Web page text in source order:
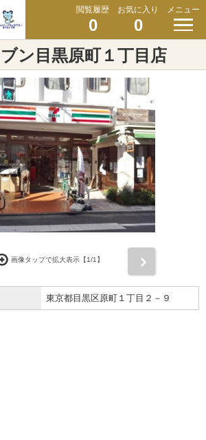
閲覧履歴
0
お気に入り
0
メニュー
ン目黒原町１丁目店
画像タップで拡大表示【1/1】
東京都目黒区原町１丁目２－９